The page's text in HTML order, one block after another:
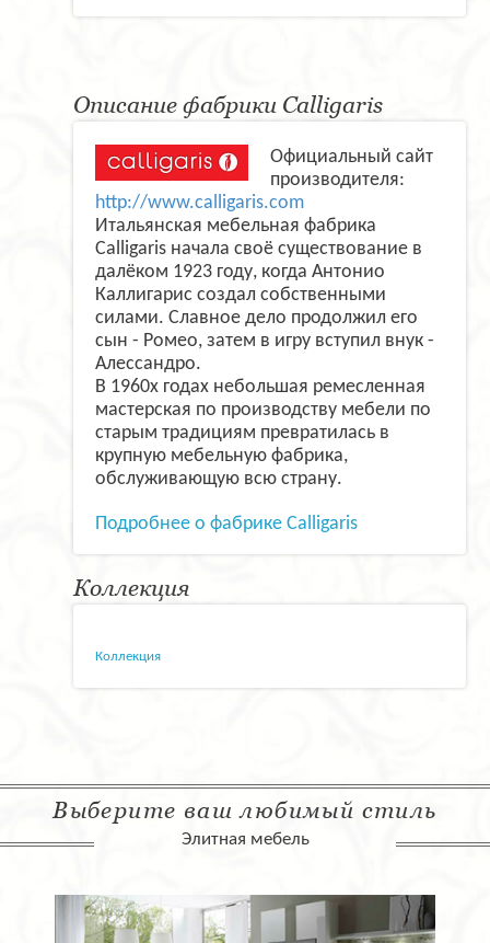
Описание фабрики Calligaris
Официальный сайт
производителя:
http://www.calligaris.com
Итальянская мебельная фабрика
Calligaris начала своё существование в
далёком 1923 году, когда Антонио
Каллигарис создал собственными
силами. Славное дело продолжил его
сын - Ромео, затем в игру вступил внук -
Алессандро.
В 1960х годах небольшая ремесленная
мастерская по производству мебели по
старым традициям превратилась в
крупную мебельную фабрика,
обслуживающую всю страну.
Подробнее о фабрике Calligaris
Коллекция
Коллекция
Выберите ваш любимый стиль
Элитная мебель